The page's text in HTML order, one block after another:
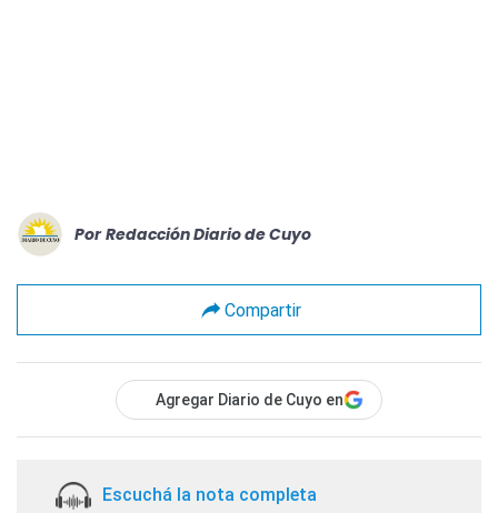
Por Redacción Diario de Cuyo
Compartir
Agregar Diario de Cuyo en
Escuchá la nota completa